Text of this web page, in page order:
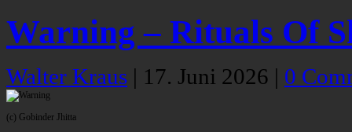
Warning – Rituals Of
Walter Kraus | 17. Juni 2026 | 0
(c) Gobinder Jhitta